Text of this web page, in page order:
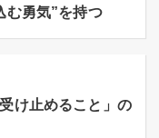
む勇気”を持つ
け止めること」の